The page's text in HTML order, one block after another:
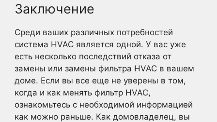
Заключение
Среди ваших различных потребностей
система HVAC является одной. У вас уже
есть несколько последствий отказа от
замены или замены фильтра HVAC в вашем
доме. Если вы все еще не уверены в том,
когда и как менять фильтр HVAC,
ознакомьтесь с необходимой информацией
как можно раньше. Как домовладелец, вы